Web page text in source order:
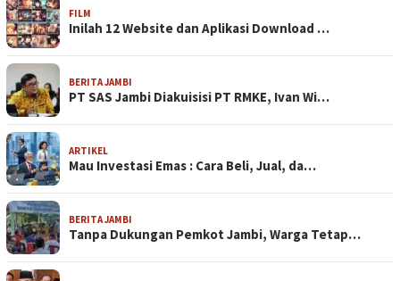
FILM
Inilah 12 Website dan Aplikasi Download …
BERITA JAMBI
PT SAS Jambi Diakuisisi PT RMKE, Ivan Wi…
ARTIKEL
Mau Investasi Emas : Cara Beli, Jual, da…
BERITA JAMBI
Tanpa Dukungan Pemkot Jambi, Warga Tetap…